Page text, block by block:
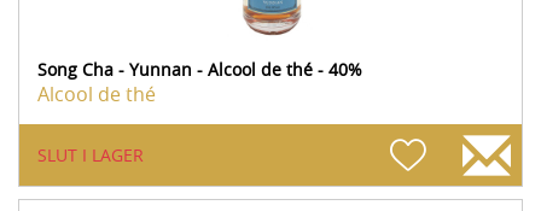
Song Cha - Yunnan - Alcool de thé - 40%
Alcool de thé
SLUT I LAGER